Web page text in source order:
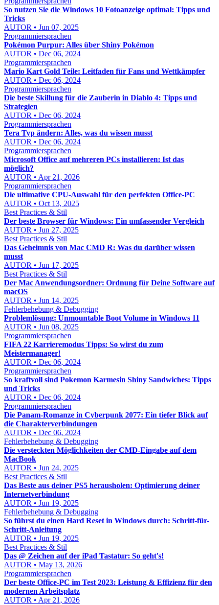
So nutzen Sie die Windows 10 Fotoanzeige optimal: Tipps und
Tricks
AUTOR • Jun 07, 2025
Programmiersprachen
Pokémon Purpur: Alles über Shiny Pokémon
AUTOR • Dec 06, 2024
Programmiersprachen
Mario Kart Gold Teile: Leitfaden für Fans und Wettkämpfer
AUTOR • Dec 06, 2024
Programmiersprachen
Die beste Skillung für die Zauberin in Diablo 4: Tipps und
Strategien
AUTOR • Dec 06, 2024
Programmiersprachen
Tera Typ ändern: Alles, was du wissen musst
AUTOR • Dec 06, 2024
Programmiersprachen
Microsoft Office auf mehreren PCs installieren: Ist das
möglich?
AUTOR • Apr 21, 2026
Programmiersprachen
Die ultimative CPU-Auswahl für den perfekten Office-PC
AUTOR • Oct 13, 2025
Best Practices & Stil
Der beste Browser für Windows: Ein umfassender Vergleich
AUTOR • Jun 27, 2025
Best Practices & Stil
Das Geheimnis von Mac CMD R: Was du darüber wissen
musst
AUTOR • Jun 17, 2025
Best Practices & Stil
Der Mac Anwendungsordner: Ordnung für Deine Software auf
macOS
AUTOR • Jun 14, 2025
Fehlerbehebung & Debugging
Problemlösung: Unmountable Boot Volume in Windows 11
AUTOR • Jun 08, 2025
Programmiersprachen
FIFA 22 Karrieremodus Tipps: So wirst du zum
Meistermanager!
AUTOR • Dec 06, 2024
Programmiersprachen
So kraftvoll sind Pokemon Karmesin Shiny Sandwiches: Tipps
und Tricks
AUTOR • Dec 06, 2024
Programmiersprachen
Die Panam-Romanze in Cyberpunk 2077: Ein tiefer Blick auf
die Charakterverbindungen
AUTOR • Dec 06, 2024
Fehlerbehebung & Debugging
Die versteckten Möglichkeiten der CMD-Eingabe auf dem
MacBook
AUTOR • Jun 24, 2025
Best Practices & Stil
Das Beste aus deiner PS5 herausholen: Optimierung deiner
Internetverbindung
AUTOR • Jun 19, 2025
Fehlerbehebung & Debugging
So führst du einen Hard Reset in Windows durch: Schritt-für-
Schritt-Anleitung
AUTOR • Jun 19, 2025
Best Practices & Stil
Das @ Zeichen auf der iPad Tastatur: So geht's!
AUTOR • May 13, 2026
Programmiersprachen
Der beste Office-PC im Test 2023: Leistung & Effizienz für den
modernen Arbeitsplatz
AUTOR • Apr 21, 2026